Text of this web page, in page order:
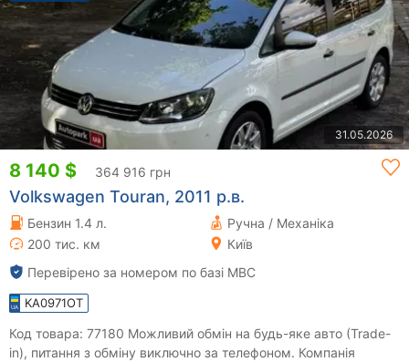
31.05.2026
8 140 $ 364 916 грн
Volkswagen Touran, 2011 р.в.
Бензин 1.4 л.
Ручна / Механіка
200 тис. км
Київ
Перевірено за номером по базі МВС
KA0971OT
Код товара: 77180 Можливий обмін на будь-яке авто (Trade-
in), питання з обміну виключно за телефоном. Компанія